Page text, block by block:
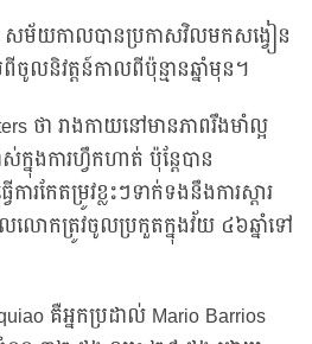
ម័យកាលបានប្រកាសវិលមកសង្វៀន
ចូលនិវត្តន៍កាលពីប៉ុន្មានឆ្នាំមុន។
ថា រាងកាយនៅមានភាពរឹងមាំល្អ
ងការហ្វឹកហាត់ ប៉ុន្តែបាន
ារកែតម្រូវខ្លះៗទាក់ទងនឹងការស្តារ
ោកត្រូវចូលប្រកួតក្នុងវ័យ ៤៦ឆ្នាំទៅ
គឺអ្នកប្រដាល់ Mario Barrios